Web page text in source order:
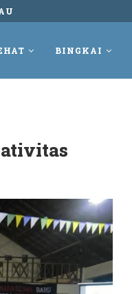
REKAM PERLAWANAN...
BINGKAI